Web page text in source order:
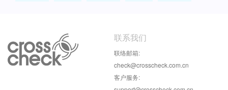
联系我们
联络邮箱:
check@crosscheck.com.cn
客户服务: